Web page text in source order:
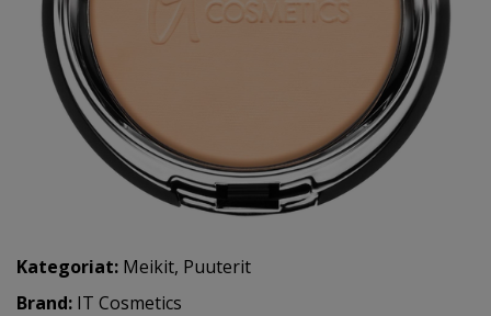
Kategoriat: Meikit, Puuterit
Brand: IT Cosmetics